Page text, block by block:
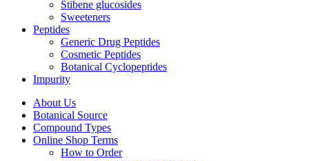
Stibene glucosides
Sweeteners
Peptides
Generic Drug Peptides
Cosmetic Peptides
Botanical Cyclopeptides
Impurity
About Us
Botanical Source
Compound Types
Online Shop Terms
How to Order